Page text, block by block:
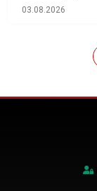
03.08.2026